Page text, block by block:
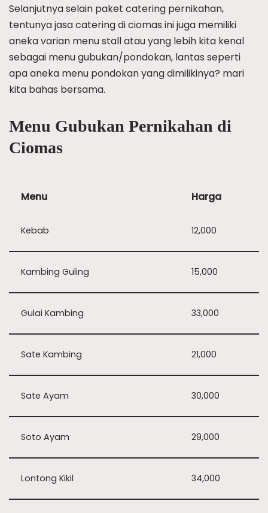
Selanjutnya selain paket catering pernikahan,
tentunya jasa catering di ciomas ini juga memiliki
aneka varian menu stall atau yang lebih kita kenal
sebagai menu gubukan/pondokan, lantas seperti
apa aneka menu pondokan yang dimilikinya? mari
kita bahas bersama.
Menu Gubukan Pernikahan di
Ciomas
Menu Harga
Kebab 12,000
Kambing Guling 15,000
Gulai Kambing 33,000
Sate Kambing 21,000
Sate Ayam 30,000
Soto Ayam 29,000
Lontong Kikil 34,000